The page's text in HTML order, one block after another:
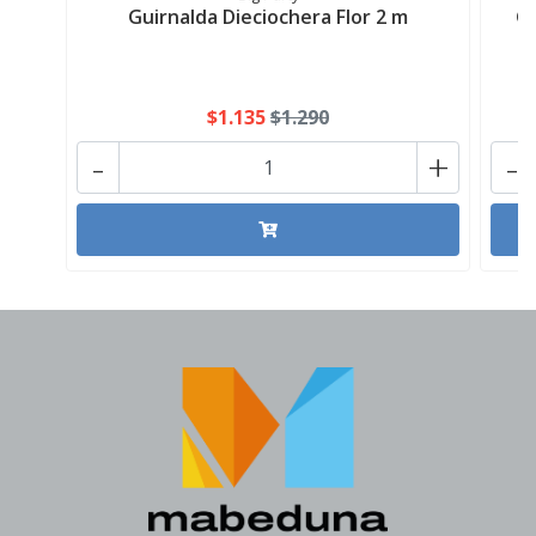
Guirnalda Dieciochera Flor 2 m
$1.135$1.290
+
- -